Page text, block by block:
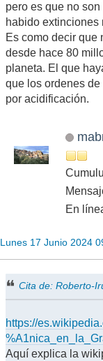
pero es que no
habido extinciones
Es como decir que
desde hace 80
planeta. El que
que los ordenes
por acidificación.
En
Lunes 17 Junio 2024
Cita de: Roberto-
https://
Aquí explica la